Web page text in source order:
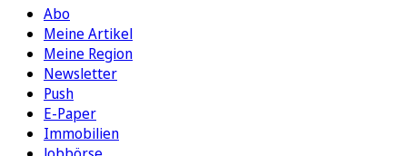
Abo
Meine Artikel
Meine Region
Newsletter
Push
E-Paper
Immobilien